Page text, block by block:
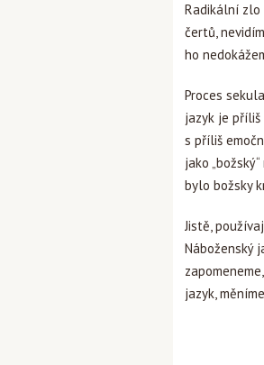
Radikální zlo
čertů,
ho
Proces
jazyk je příliš
s příliš
jako
bylo božsky
Jistě,
Náboženský
jazyk,